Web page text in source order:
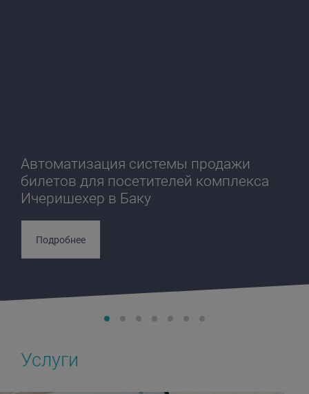
Автоматизация системы продажи
билетов для посетителей комплекса
Ичеришехер в Баку
Подробнее
Услуги